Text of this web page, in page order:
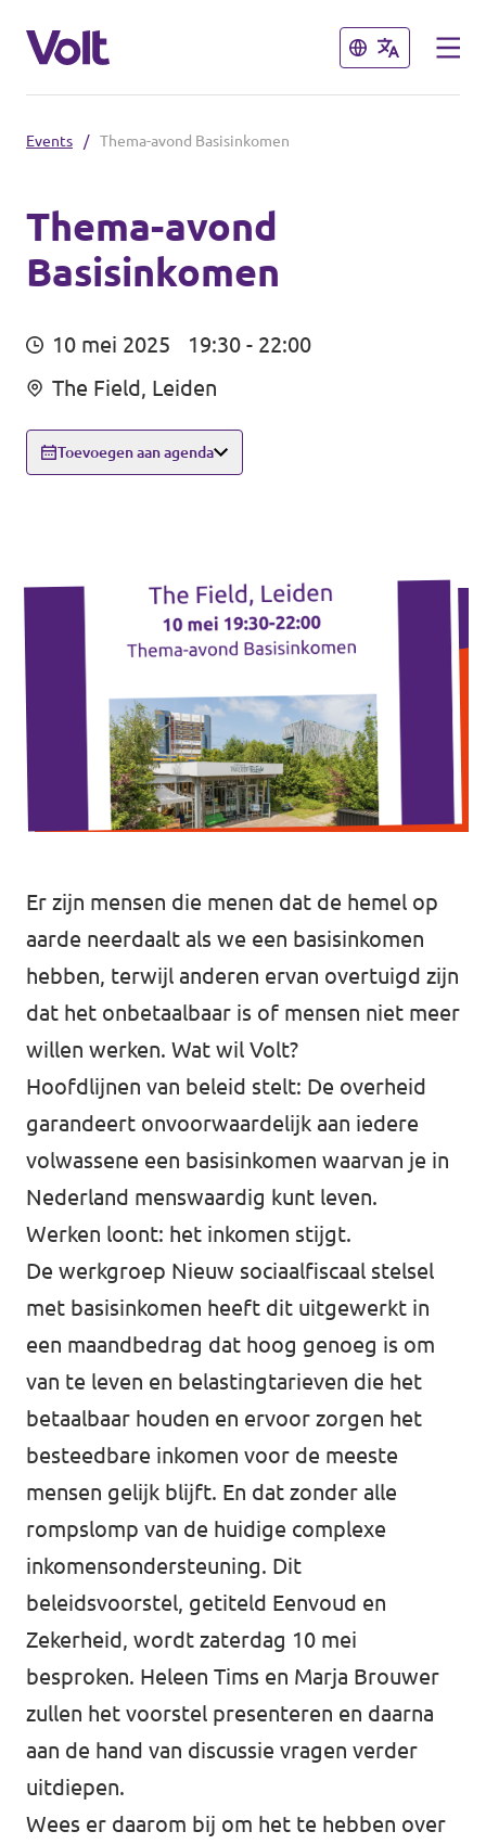
Sluiten
Overzicht fracties en communities
Overzicht fracties en communities
Fracties
Zuid-Holland
Delft
Rotterdam
Delft
Den Haag
Gouda
Leiden
Leidschendam-Voorburg
Rotterdam
Wassenaar
Lansingerland
Afdelingsbesturen
Bestuur Haag- en Rijnland
Bestuur Rotterdam Zuid-Holland Zuid
Vacatures
Vacatures Volt Zuid-Holland Zuid
Sluiten
Standpunten
Mensen
Nieuws
Volt Delft
Events / Thema-avond Basisinkomen
Thema-avond
Basisinkomen
10 mei 2025
19:30 - 22:00
The Field, Leiden
Toevoegen aan agenda
Er zijn mensen die menen dat de hemel op
aarde neerdaalt als we een basisinkomen
hebben, terwijl anderen ervan overtuigd zijn
dat het onbetaalbaar is of mensen niet meer
willen werken. Wat wil Volt?
Hoofdlijnen van beleid stelt: De overheid
garandeert onvoorwaardelijk aan iedere
volwassene een basisinkomen waarvan je in
Nederland menswaardig kunt leven.
Werken loont: het inkomen stijgt.
De werkgroep Nieuw sociaalfiscaal stelsel
met basisinkomen heeft dit uitgewerkt in
een maandbedrag dat hoog genoeg is om
van te leven en belastingtarieven die het
betaalbaar houden en ervoor zorgen het
besteedbare inkomen voor de meeste
mensen gelijk blijft. En dat zonder alle
rompslomp van de huidige complexe
inkomensondersteuning. Dit
beleidsvoorstel, getiteld Eenvoud en
Zekerheid, wordt zaterdag 10 mei
besproken. Heleen Tims en Marja Brouwer
zullen het voorstel presenteren en daarna
aan de hand van discussie vragen verder
uitdiepen.
Wees er daarom bij om het te hebben over